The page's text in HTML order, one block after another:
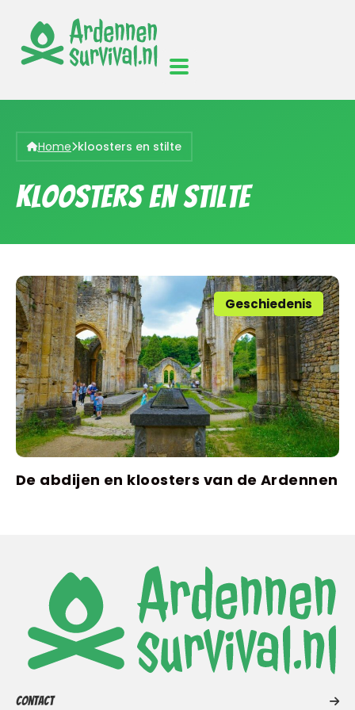
Home kloosters en stilte
kloosters en stilte
Geschiedenis
De abdijen en kloosters van de Ardennen
Contact